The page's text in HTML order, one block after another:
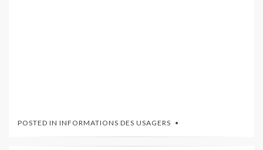
POSTED IN INFORMATIONS DES USAGERS